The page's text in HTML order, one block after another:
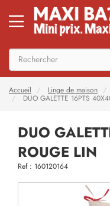
Accueil Linge de maison
DUO GALETTE 16PTS
DUO
ROUGE LIN
Ref : 160120164